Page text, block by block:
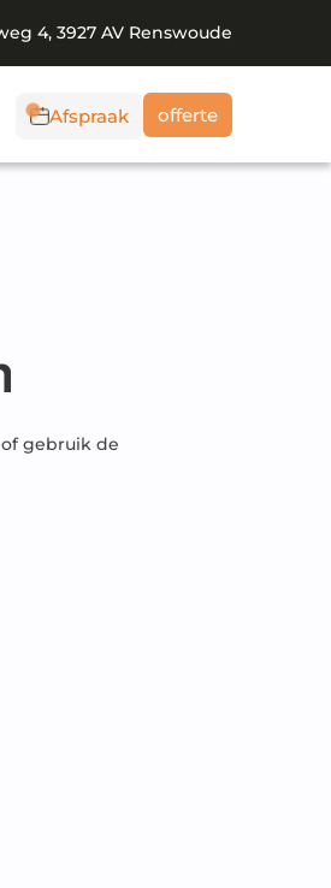
4, 3927 AV Renswoude
Afspraak offerte
gebruik de